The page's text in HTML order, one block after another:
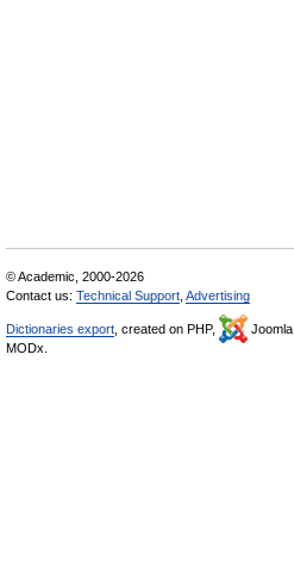
© Academic, 2000-2026
Contact us: Technical Support Advertising
Dictionaries export , created on PHP, Joomla,
MODx.